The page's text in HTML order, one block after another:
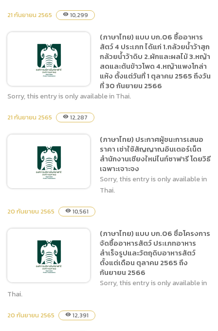
(ภาษาไทย) ประกาศผู้ชนะการ
เสนอราคา ประกวดราคาจ้าง
ประจำปี 2566 ระยะเวลา 12
เดือน (ตุลาคม 2565 –
กันยายน 2566) ด้วยวิธี
ประกวดราคาอิเล็กทรอนิกส์
(e-bidding)
21 กันยายน 2565 visibility 10,299
(ภาษาไทย) แบบ บก.06 ซื้อ
อาหารสัตว์ 4 ประเภท ได้แก่
ดิบ 2.ผักและผลไม้ 3.หญ้าสด
และต้นข้าวโพด 4.หญ้าแพงโก
ล่าแห้ง ตั้งแต่วันที่ 1 ตุลาคม
2565 ถึงวันที่ 30 กันยายน
(ภาษาไทย) แบบ บก.06 ซื้ออาหาร
สัตว์ 4 ประเภท ได้แก่ 1.กล้วยน้ำว้าสุก
กล้วยน้ำว้าดิบ 2.ผักและผลไม้ 3.หญ้า
สดและต้นข้าวโพด 4.หญ้าแพงโกล่า
แห้ง ตั้งแต่วันที่ 1 ตุลาคม 2565 ถึงวัน
ที่ 30 กันยายน 2566
Sorry, this entry is only available in Thai.
21 กันยายน 2565 visibility 12,287
เสนอราคา เช่าใช้สัญญาณ
อินเตอร์เน็ต สำนักงานเชียง
ใหม่ไนท์ซาฟารี โดยวิธีเฉพาะ
(ภาษาไทย) ประกาศผู้ชนะการเสนอ
ราคา เช่าใช้สัญญาณอินเตอร์เน็ต
สำนักงานเชียงใหม่ไนท์ซาฟารี โดยวิธี
เฉพาะเจาะจง
Sorry, this entry is only available in
Thai.
20 กันยายน 2565 visibility 10,561
(ภาษาไทย) แบบ บก.06 ชื่อ
(ภาษาไทย) แบบ บก.06 ชื่อโครงการ
จัดซื้ออาหารสัตว์ ประเภทอาหาร
สำเร็จรูปและวัตถุดิบอาหารสัตว์
ตั้งแต่เดือน ตุลาคม 2565 ถึง
กันยายน 2566
Sorry, this entry is only available in
Thai.
20 กันยายน 2565 visibility 12,391